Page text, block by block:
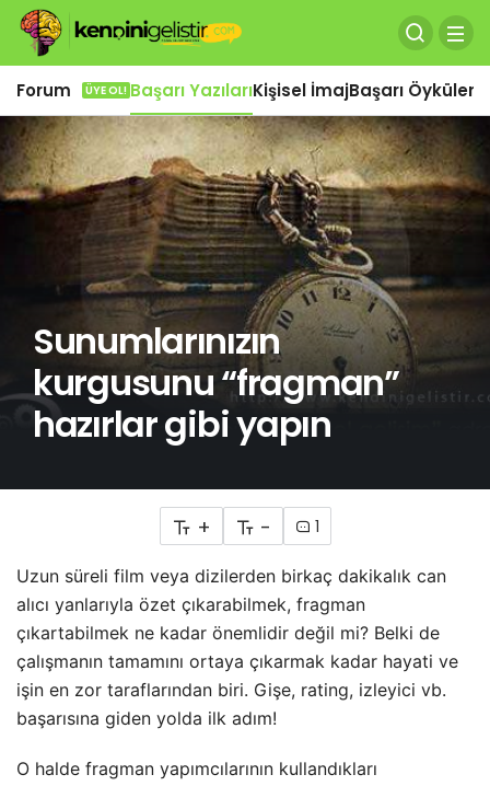
Forum ÜYE OL! Başarı YazılarıKişisel İmajBaşarı Öyküleri
Sunumlarınızın
kurgusunu “fragman”
hazırlar gibi yapın
+ - 1
Uzun süreli film veya dizilerden birkaç dakikalık can
alıcı yanlarıyla özet çıkarabilmek, fragman
çıkartabilmek ne kadar önemlidir değil mi? Belki de
çalışmanın tamamını ortaya çıkarmak kadar hayati ve
işin en zor taraflarından biri. Gişe, rating, izleyici vb.
başarısına giden yolda ilk adım!
O halde fragman yapımcılarının kullandıkları